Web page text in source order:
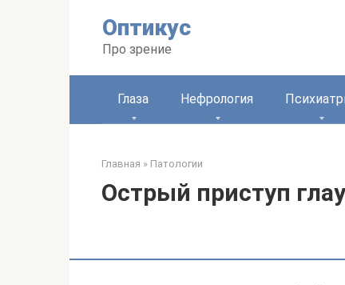
Оптикус
Про зрение
Глаза Нефрология
Главная » Патологии
Острый приступ